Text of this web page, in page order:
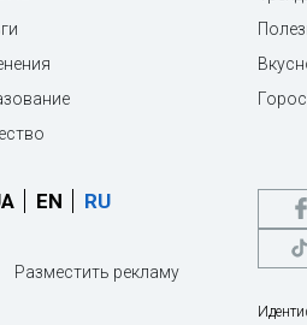
EN RU
Разместить рекламу